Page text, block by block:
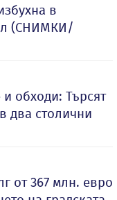
в
(СНИМКИ/
обходи: Търсят
два столични
от 367 млн. евро